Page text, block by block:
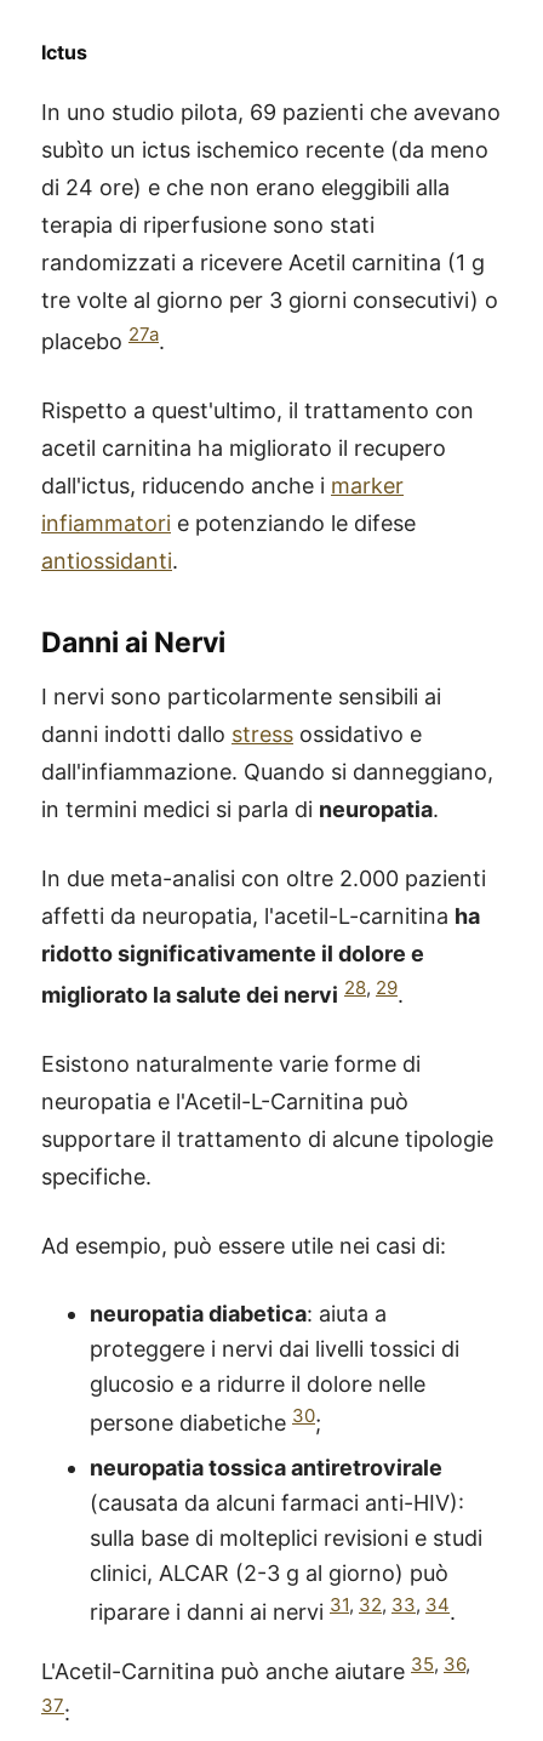
Ictus
In uno studio pilota, 69 pazienti che avevano
subìto un ictus ischemico recente (da meno
di 24 ore) e che non erano eleggibili alla
terapia di riperfusione sono stati
randomizzati a ricevere Acetil carnitina (1 g
tre volte al giorno per 3 giorni consecutivi) o
placebo 27a.
Rispetto a quest'ultimo, il trattamento con
acetil carnitina ha migliorato il recupero
dall'ictus, riducendo anche i marker
infiammatori e potenziando le difese
antiossidanti.
Danni ai Nervi
I nervi sono particolarmente sensibili ai
danni indotti dallo stress ossidativo e
dall'infiammazione. Quando si danneggiano,
in termini medici si parla di neuropatia.
In due meta-analisi con oltre 2.000 pazienti
affetti da neuropatia, l'acetil-L-carnitina ha
ridotto significativamente il dolore e
migliorato la salute dei nervi 28, 29.
Esistono naturalmente varie forme di
neuropatia e l'Acetil-L-Carnitina può
supportare il trattamento di alcune tipologie
specifiche.
Ad esempio, può essere utile nei casi di:
neuropatia diabetica: aiuta a
proteggere i nervi dai livelli tossici di
glucosio e a ridurre il dolore nelle
persone diabetiche 30;
neuropatia tossica antiretrovirale
(causata da alcuni farmaci anti-HIV):
sulla base di molteplici revisioni e studi
clinici, ALCAR (2-3 g al giorno) può
riparare i danni ai nervi 31, 32, 33, 34.
L'Acetil-Carnitina può anche aiutare 35, 36,
37: